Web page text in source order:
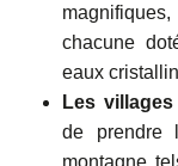
chacune
eaux
Les
de prendre
montagne